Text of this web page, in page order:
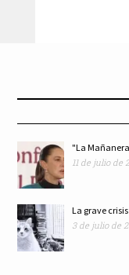
"La
11 de julio de
La grave
3 de julio de